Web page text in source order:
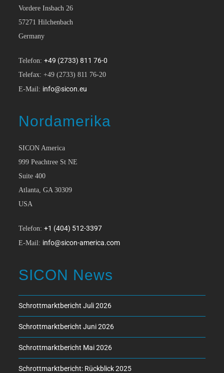
Vordere Insbach 26
57271 Hilchenbach
Germany
Telefon:+49 (2733) 811 76-0
Telefax: +49 (2733) 811 76-20
E-Mail: info@sicon.eu
Nordamerika
SICON America
999 Peachtree St NE
Suite 400
Atlanta, GA 30309
USA
Telefon:+1 (404) 512-3397
E-Mail: info@sicon-america.com
SICON News
Schrottmarktbericht Juli 2026
Schrottmarktbericht Juni 2026
Schrottmarktbericht Mai 2026
Schrottmarktbericht: Rückblick 2025